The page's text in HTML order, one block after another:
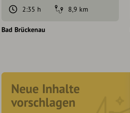
2:35 h
8,9 km
Bad Brückenau
Neue Inhalte
vorschlagen